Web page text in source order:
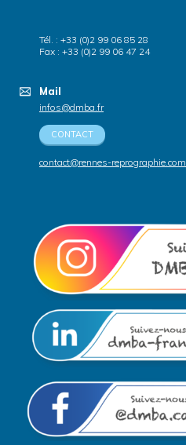
Tél. : +33 (0)2 99 06 85 28
Fax : +33 (0)2 99 06 47 24
Mail
infos@dmba.fr
CONTACT
contact@rennes-reprographie.com